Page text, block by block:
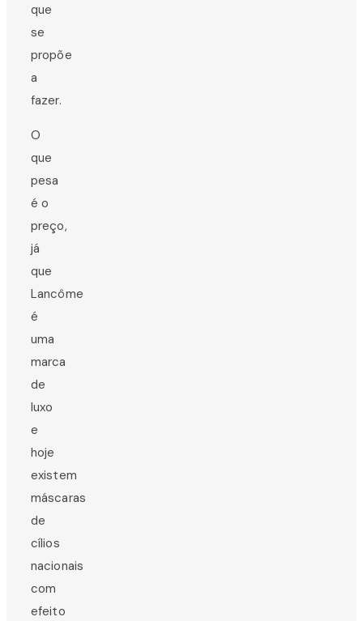
que
se
propõe
a
fazer.
O
que
pesa
é o
preço,
já
que
Lancôme
é
uma
marca
de
luxo
e
hoje
existem
máscaras
de
cílios
nacionais
com
efeito